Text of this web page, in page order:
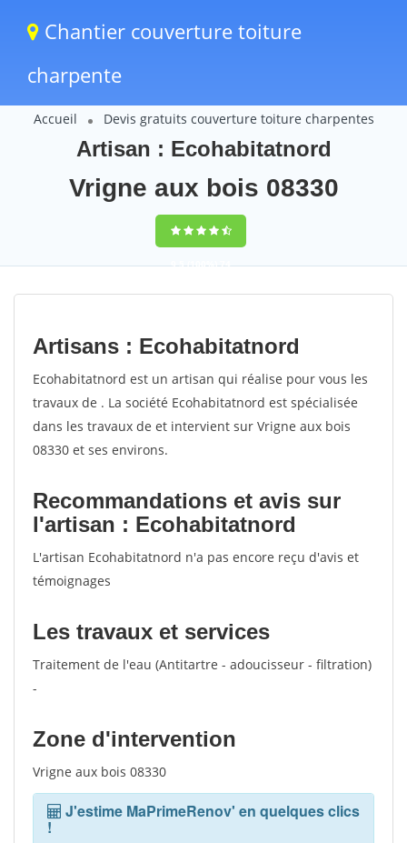
Chantier couverture toiture
charpente
Accueil Devis gratuits couverture toiture charpentes
Artisan : Ecohabitatnord
Vrigne aux bois 08330
9,5(100%)74
votes
Artisans : Ecohabitatnord
Ecohabitatnord est un artisan qui réalise pour vous les
travaux de . La société Ecohabitatnord est spécialisée
dans les travaux de et intervient sur Vrigne aux bois
08330 et ses environs.
Recommandations et avis sur
l'artisan : Ecohabitatnord
L'artisan Ecohabitatnord n'a pas encore reçu d'avis et
témoignages
Les travaux et services
Traitement de l'eau (Antitartre - adoucisseur - filtration)
-
Zone d'intervention
Vrigne aux bois 08330